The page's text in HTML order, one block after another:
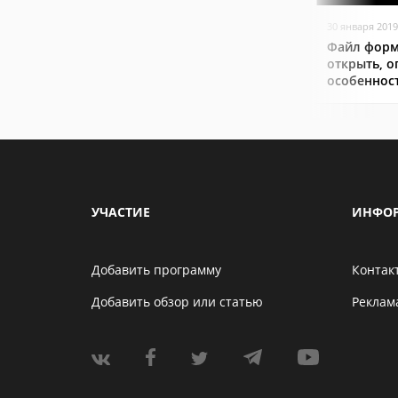
30 января 2019
Файл
открыть,
УЧАСТИЕ
Добавить программу
Добавить обзор или статью